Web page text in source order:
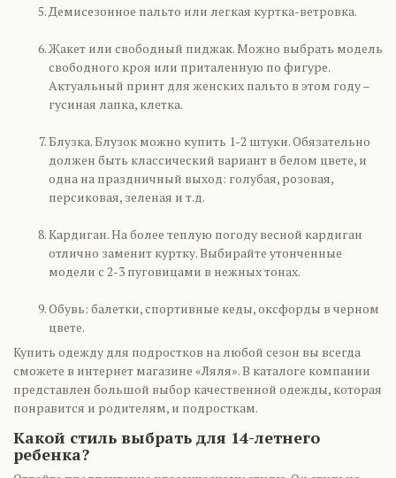
Демисезонное пальто или легкая куртка-ветровка.
Жакет или свободный пиджак. Можно выбрать модель
свободного кроя или приталенную по фигуре.
Актуальный принт для женских пальто в этом году –
гусиная лапка, клетка.
Блузка. Блузок можно купить 1-2 штуки. Обязательно
должен быть классический вариант в белом цвете, и
одна на праздничный выход: голубая, розовая,
персиковая, зеленая и т.д.
Кардиган. На более теплую погоду весной кардиган
отлично заменит куртку. Выбирайте утонченные
модели с 2-3 пуговицами в нежных тонах.
Обувь: балетки, спортивные кеды, оксфорды в черном
цвете.
Купить одежду для подростков на любой сезон вы всегда
сможете в интернет магазине «Ляля». В каталоге компании
представлен большой выбор качественной одежды, которая
понравится и родителям, и подросткам.
Какой стиль выбрать для 14-летнего
ребенка?